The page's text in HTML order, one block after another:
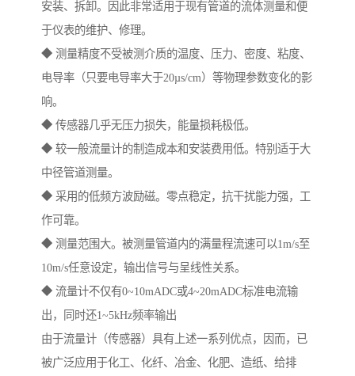
安装、拆卸。因此非常适用于现有管道的流体测量和便
于仪表的维护、修理。
◆ 测量精度不受被测介质的温度、压力、密度、粘度、
电导率（只要电导率大于20µs/cm）等物理参数变化的影
响。
◆ 传感器几乎无压力损失，能量损耗极低。
◆ 较一般流量计的制造成本和安装费用低。特别适于大
中径管道测量。
◆ 采用的低频方波励磁。零点稳定，抗干扰能力强，工
作可靠。
◆ 测量范围大。被测量管道内的满量程流速可以1m/s至
10m/s任意设定，输出信号与呈线性关系。
◆ 流量计不仅有0~10mADC或4~20mADC标准电流输
出，同时还1~5kHz频率输出
由于流量计（传感器）具有上述一系列优点，因而，已
被广泛应用于化工、化纤、冶金、化肥、造纸、给排